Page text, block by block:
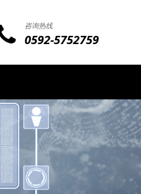
咨询热线
0592-5752759